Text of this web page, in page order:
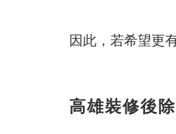
因此，若希望更
高雄裝修後